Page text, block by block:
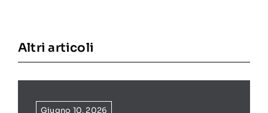
Altri articoli
Giugno 10, 2026